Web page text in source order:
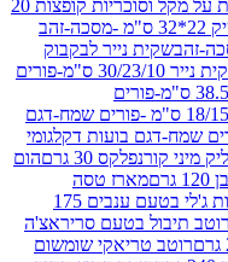
מארז 4 סוכריות על מקל וסוכריות קופצות 20
נשיאה פלסטיק 22*32 ס"מ -מסכה-זהב
נייר לבקבוק
שקית נייר 30/23/10 ס"מ-פורים
ס"מ-פורים
18/15/8 ס"מ -פורים שמח-דגם
גומי
30 גרם
הום
טסה
סוכריות ג'לי בטעם ענבים 175
בטעם סריראצ'ה
שומשום